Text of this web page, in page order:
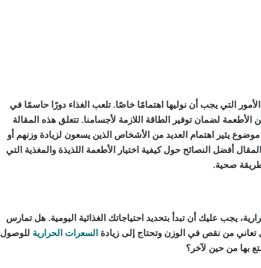
التي يجب أن نوليها اهتمامًا خاصًا. تلعب الغذاء دورًا حاسمًا في
لضمان توفير الطاقة اللازمة لأجسامنا. تتعلق هذه المقالة
يثير اهتمام العديد من الأشخاص الذين يسعون لزيادة وزنهم أو
أفضل النصائح حول كيفية اختيار الأطعمة اللذيذة والمغذية التي
صحية.
يجب عليك أن تبدأ بتحديد احتياجاتك الغذائية اليومية. هل تمارس
تعاني من نقص في الوزن وتحتاج إلى زيادة السعرات الحرارية للوصول
بها من حين لآخر؟